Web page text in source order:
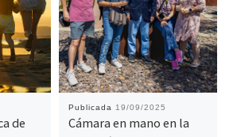
de
Publicada 19/09/2025
Cámara en mano en la